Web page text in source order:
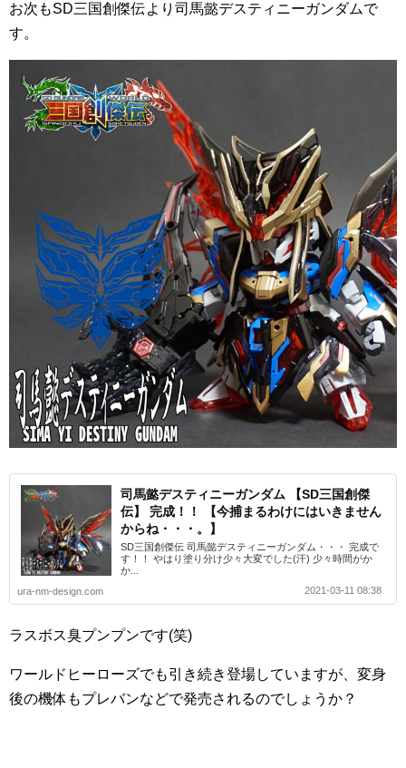
お次もSD三国創傑伝より司馬懿デスティニーガンダムで
す。
司馬懿デスティニーガンダム 【SD三国創傑
伝】 完成！！ 【今捕まるわけにはいきません
からね・・・。】
SD三国創傑伝 司馬懿デスティニーガンダム・・・ 完成で
す！！ やはり塗り分け少々大変でした(汗) 少々時間がか
か...
ura-nm-design.com
2021-03-11 08:38
ラスボス臭プンプンです(笑)
ワールドヒーローズでも引き続き登場していますが、変身
後の機体もプレバンなどで発売されるのでしょうか？